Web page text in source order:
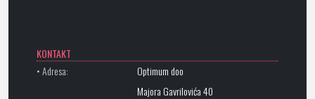
KONTAKT
• Adresa:
Optimum doo
Majora Gavrilovića 40